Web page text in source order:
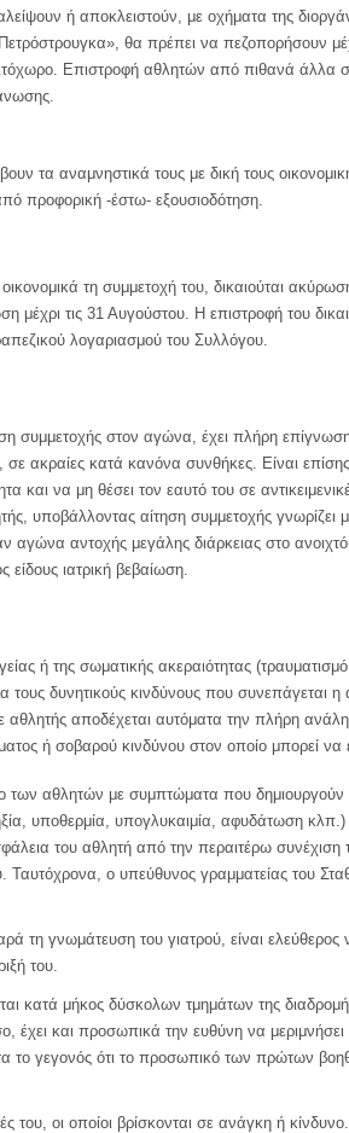
ή αποκλειστούν, με οχήματα της
θα πρέπει να πεζοπορήσουν
Επιστροφή αθλητών από πιθανά άλλα
τα αναμνηστικά τους με δική τους
προφορική -έστω- εξουσιοδότηση.
τη συμμετοχή του, δικαιούται
τις 31 Αυγούστου. Η επιστροφή του
λογαριασμού του Συλλόγου.
συμμετοχής στον αγώνα, έχει πλήρη
ακραίες κατά κανόνα συνθήκες. Είναι
να μη θέσει τον εαυτό του σε
υποβάλλοντας αίτηση συμμετοχής γνωρίζει
αγώνα αντοχής μεγάλης διάρκειας στο
ιατρική βεβαίωση.
ή της σωματικής ακεραιότητας
δυνητικούς κινδύνους που συνεπάγεται
αποδέχεται αυτόματα την πλήρη
ή σοβαρού κινδύνου στον οποίο μπορεί να
των αθλητών με συμπτώματα που δημιουργούν
υποθερμία, υπογλυκαιμία, αφυδάτωση
του αθλητή από την περαιτέρω συνέχιση
Ταυτόχρονα, ο υπεύθυνος γραμματείας του
τη γνωμάτευση του γιατρού, είναι
του.
κατά μήκος δύσκολων τμημάτων της
και προσωπικά την ευθύνη να μεριμνήσει
το γεγονός ότι το προσωπικό των πρώτων
οι οποίοι βρίσκονται σε ανάγκη ή